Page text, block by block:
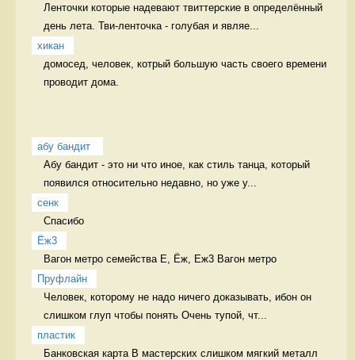
Ленточки которые надевают твиттерские в определённый
день лета. Тви-ленточка - голубая и являе...
хикан
домосед, человек, котрый большую часть своего времени
проводит дома.
абу бандит
Абу бандит - это ни что иное, как стиль танца, который
появился относительно недавно, но уже у...
сенк
Спасибо
Ёж3
Вагон метро семейства Е, Ёж, Еж3 Вагон метро
Пруфлайн
Человек, которому не надо ничего доказывать, ибон он
слишком глуп чтобы понять Очень тупой, чт...
пластик
Банковская карта В мастерских слишком мягкий металл